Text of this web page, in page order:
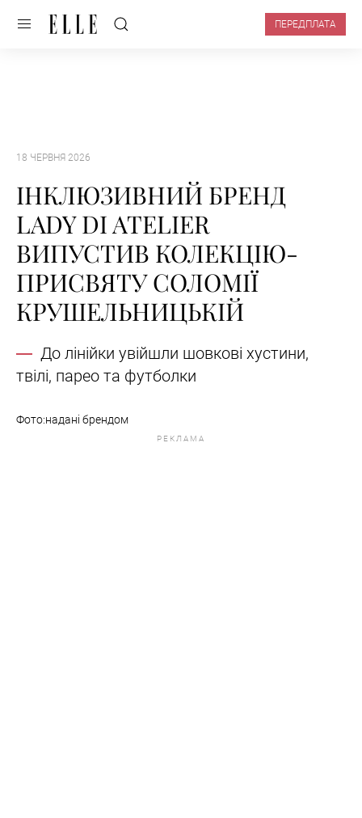
ПЕРЕДПЛАТА
18 ЧЕРВНЯ 2026
ІНКЛЮЗИВНИЙ БРЕНД
LADY DI ATELIER
ВИПУСТИВ КОЛЕКЦІЮ-
ПРИСВЯТУ СОЛОМІЇ
КРУШЕЛЬНИЦЬКІЙ
До лінійки увійшли шовкові хустини,
твілі, парео та футболки
Фото:надані брендом
РЕКЛАМА